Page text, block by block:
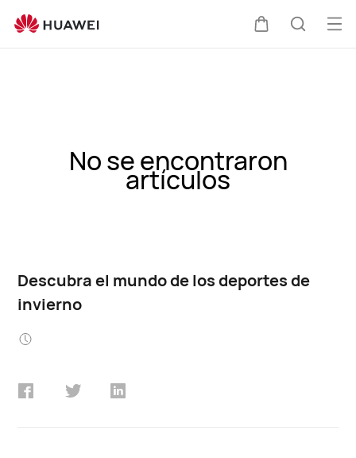
No se encontraron
artículos
Descubra el mundo de los deportes de
invierno